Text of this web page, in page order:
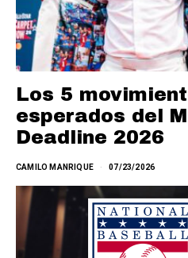
Los 5
esperados del
Deadline 2026
CAMILO MANRIQUE 07/23/2026